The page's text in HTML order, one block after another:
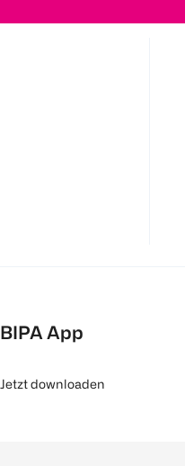
BIPA App
Jetzt downloaden